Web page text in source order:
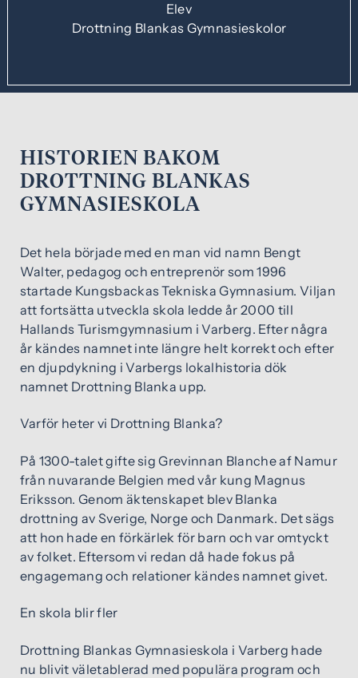
Elev
Drottning Blankas Gymnasieskolor
HISTORIEN BAKOM
DROTTNING BLANKAS
GYMNASIESKOLA
Det hela började med en man vid namn Bengt
Walter, pedagog och entreprenör som 1996
startade Kungsbackas Tekniska Gymnasium. Viljan
att fortsätta utveckla skola ledde år 2000 till
Hallands Turismgymnasium i Varberg. Efter några
år kändes namnet inte längre helt korrekt och efter
en djupdykning i Varbergs lokalhistoria dök
namnet Drottning Blanka upp.
Varför heter vi Drottning Blanka?
På 1300-talet gifte sig Grevinnan Blanche af Namur
från nuvarande Belgien med vår kung Magnus
Eriksson. Genom äktenskapet blev Blanka
drottning av Sverige, Norge och Danmark. Det sägs
att hon hade en förkärlek för barn och var omtyckt
av folket. Eftersom vi redan då hade fokus på
engagemang och relationer kändes namnet givet.
En skola blir fler
Drottning Blankas Gymnasieskola i Varberg hade
nu blivit väletablerad med populära program och